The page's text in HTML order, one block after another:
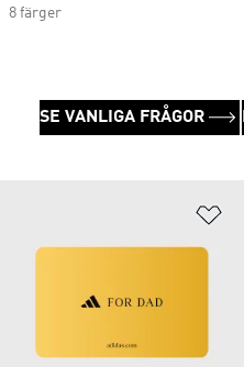
8 färger
SE VANLIGA FRÅGOR